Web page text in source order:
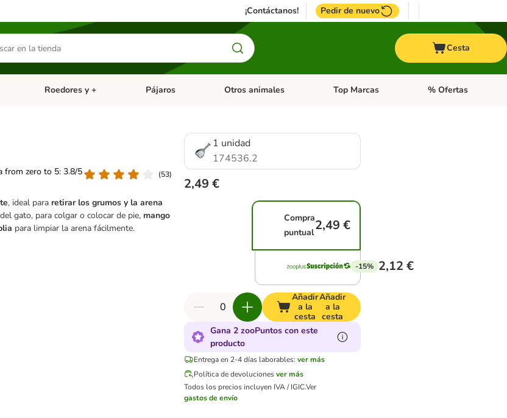
¡Contáctanos! Pedir de nuevo
Cesta
Dieta Vet.
Menú de categoria abierto: Antiparasitarios
Roedores y + Menú de categoria abierto: Roedores y +
Pájaros Menú de categoria abierto: Pájaros
Otros animales Menú de categoria abierto: Otros animales
Top Marcas Menú de categoria
% Ofertas
from zero to 5: 3.8/5
(53)
, ideal para retirar los grumos y la arena
gato, para colgar o colocar de pie, mango
para limpiar la arena fácilmente.
1 unidad
174536.2
2,49 €
Compra
puntual2,49 €
-15% 2,12 €
Añadir
a la
cesta
Añadir
a la
cesta
Gana 2 zooPuntos con este
producto
Entrega en 2-4 días laborables: ver más
Política de devolucionesver más
Todos los precios incluyen IVA / IGIC.Ver
gastos de envío